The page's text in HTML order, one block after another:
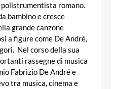
romano.
bambino e cresce
grande canzone
a figure come De André,
Nel corso della sua
rassegne di musica
Fabrizio De André e
tra musica, cinema e